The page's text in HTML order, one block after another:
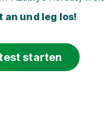
an und leg los!
starten